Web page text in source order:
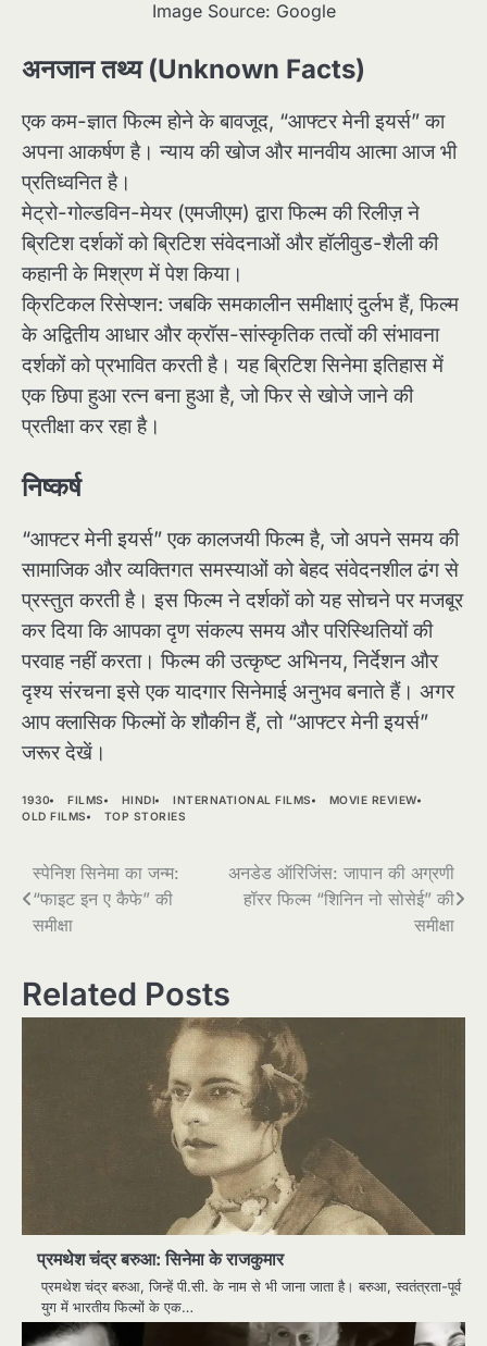
Image Source: Google
अनजान तथ्य (Unknown Facts)
एक कम-ज्ञात फिल्म होने के बावजूद, “आफ्टर मेनी इयर्स” का
अपना आकर्षण है। न्याय की खोज और मानवीय आत्मा आज भी
प्रतिध्वनित है।
मेट्रो-गोल्डविन-मेयर (एमजीएम) द्वारा फिल्म की रिलीज़ ने
ब्रिटिश दर्शकों को ब्रिटिश संवेदनाओं और हॉलीवुड-शैली की
कहानी के मिश्रण में पेश किया।
क्रिटिकल रिसेप्शन: जबकि समकालीन समीक्षाएं दुर्लभ हैं, फिल्म
के अद्वितीय आधार और क्रॉस-सांस्कृतिक तत्वों की संभावना
दर्शकों को प्रभावित करती है। यह ब्रिटिश सिनेमा इतिहास में
एक छिपा हुआ रत्न बना हुआ है, जो फिर से खोजे जाने की
प्रतीक्षा कर रहा है।
निष्कर्ष
“आफ्टर मेनी इयर्स” एक कालजयी फिल्म है, जो अपने समय की
सामाजिक और व्यक्तिगत समस्याओं को बेहद संवेदनशील ढंग से
प्रस्तुत करती है। इस फिल्म ने दर्शकों को यह सोचने पर मजबूर
कर दिया कि आपका दृण संकल्प समय और परिस्थितियों की
परवाह नहीं करता। फिल्म की उत्कृष्ट अभिनय, निर्देशन और
दृश्य संरचना इसे एक यादगार सिनेमाई अनुभव बनाते हैं। अगर
आप क्लासिक फिल्मों के शौकीन हैं, तो “आफ्टर मेनी इयर्स”
जरूर देखें।
1930 FILMS HINDI INTERNATIONAL FILMS
MOVIE REVIEW
OLD FILMS
TOP STORIES
Post
navigation
स्पेनिश सिनेमा का जन्म:
“फाइट इन ए कैफे” की
समीक्षा
अनडेड ऑरिजिंस: जापान की अग्रणी
हॉरर फिल्म “शिनिन नो सोसेई” की
समीक्षा
Related Posts
प्रमथेश चंद्र बरुआ: सिनेमा के राजकुमार
प्रमथेश चंद्र बरुआ, जिन्हें पी.सी. के नाम से भी जाना जाता है। बरुआ, स्वतंत्रता-पूर्व
युग में भारतीय फिल्मों के एक…